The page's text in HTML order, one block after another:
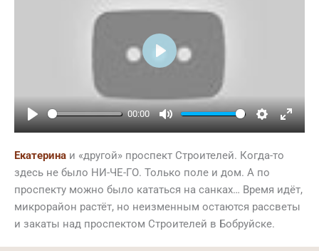
Play
00:00
Mute Settings
Play
Екатерина и «другой» проспект Строителей. Когда-то
здесь не было НИ-ЧЕ-ГО. Только поле и дом. А по
проспекту можно было кататься на санках… Время идёт,
микрорайон растёт, но неизменным остаются рассветы
и закаты над проспектом Строителей в Бобруйске.